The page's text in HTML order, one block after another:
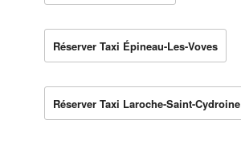
Réserver Taxi Épineau-Les-Voves
Réserver Taxi Laroche-Saint-Cydroine